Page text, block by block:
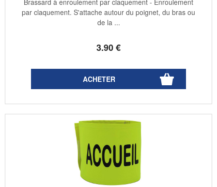
3.90€
par claquement. S'attache autour du poignet, du bras ou
de la ...